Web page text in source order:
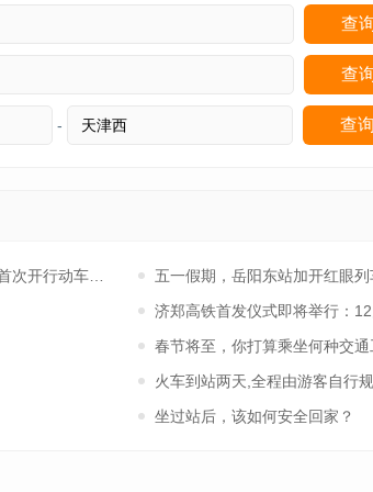
-
次开行动车到青海西宁！五一假期，岳阳东站加开红眼
济郑高铁首发仪式即将举行：
春节将至，你打算乘坐何种交
火车到站两天,全程由游客自行
坐过站后，该如何安全回家？